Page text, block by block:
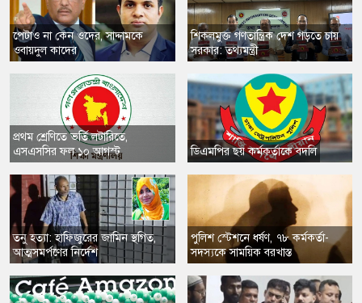
​পেটাও না কেন ওদের, সাদ্দামকে
ওবায়দুল কাদের
প্রথম শ্রেণিতে ভর্তি লটারিতে,
এসএসসির ফল ১০ আগস্ট
তনু হত্যা: হাফিজুরের জামিন স্থগিত,
আত্মসমর্পণের নির্দেশ
​শিকলমুক্ত গণতান্ত্রিক দেশ গড়তে চায়
সরকার: তথ্যমন্ত্রী
​ডিএমপির ছয় কর্মকর্তাকে বদলি
​পুলিশ স্টেশনে ধর্ষণ, ৭৮ কর্মকর্তা-
সদস্যকে সাময়িক বরখাস্ত